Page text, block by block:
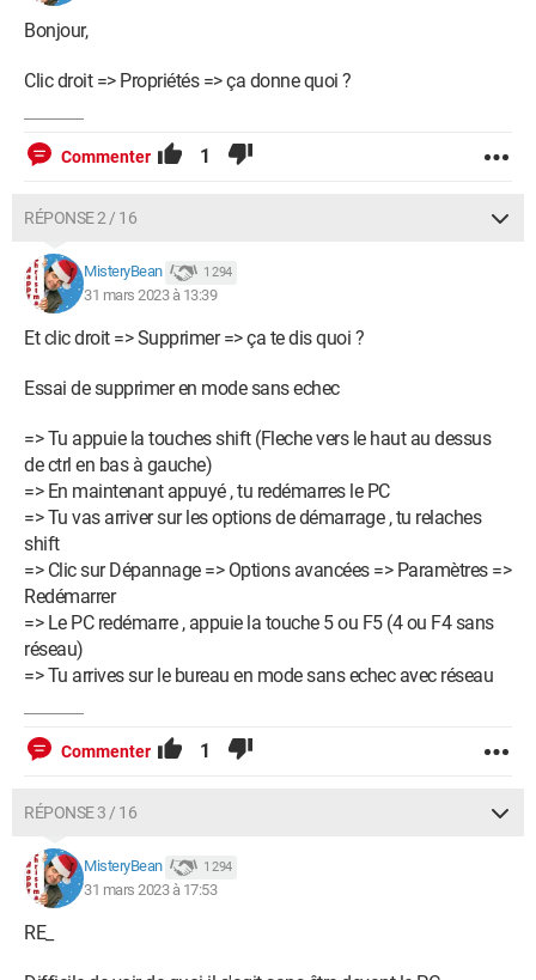
Bonjour,
Clic droit => Propriétés => ça donne quoi ?
Commenter 1
RÉPONSE 2 / 16
MisteryBean 1 294
31 mars 2023 à 13:39
Et clic droit => Supprimer => ça te dis quoi ?
Essai de supprimer en mode sans echec
=> Tu appuie la touches shift (Fleche vers le haut au dessus
de ctrl en bas à gauche)
=> En maintenant appuyé , tu redémarres le PC
=> Tu vas arriver sur les options de démarrage , tu relaches
shift
=> Clic sur Dépannage => Options avancées => Paramètres =>
Redémarrer
=> Le PC redémarre , appuie la touche 5 ou F5 (4 ou F4 sans
réseau)
=> Tu arrives sur le bureau en mode sans echec avec réseau
Commenter 1
RÉPONSE 3 / 16
MisteryBean 1 294
31 mars 2023 à 17:53
RE_